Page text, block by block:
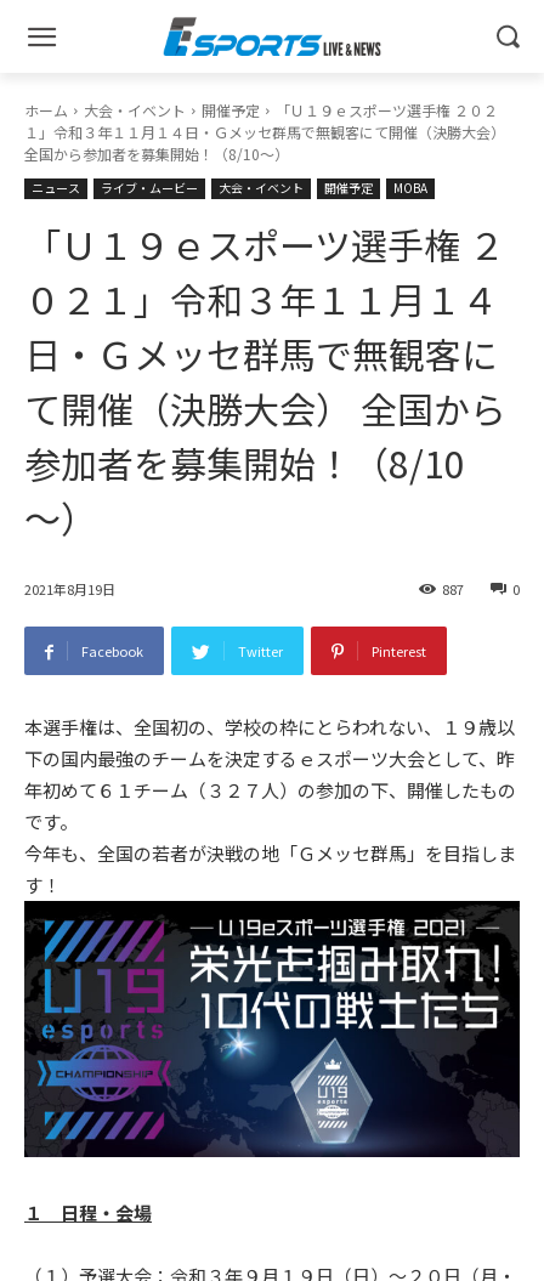
ホーム 大会・イベント 開催予定
「Ｕ１９ｅスポーツ選手権 ２０２
１」令和３年１１月１４日・Ｇメッセ群馬で無観客にて開催（決勝大会）
全国から参加者を募集開始！（8/10～）
ニュース ライブ・ムービー 大会・イベント 開催予定 MOBA
「Ｕ１９ｅスポーツ選手権 ２
０２１」令和３年１１月１４
日・Ｇメッセ群馬で無観客に
て開催（決勝大会） 全国から
参加者を募集開始！（8/10
～）
2021年8月19日 0
887
Facebook Twitter Pinterest
本選手権は、全国初の、学校の枠にとらわれない、１９歳以
下の国内最強のチームを決定するｅスポーツ大会として、昨
年初めて６１チーム（３２７人）の参加の下、開催したもの
です。
今年も、全国の若者が決戦の地「Ｇメッセ群馬」を目指しま
す！
１ 日程・会場
（１）予選大会：令和３年９月１９日（日）～２０日（月・